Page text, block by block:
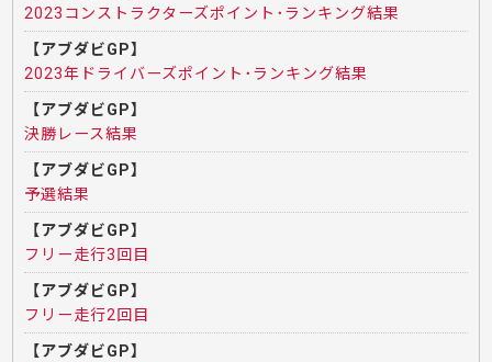
2023コンストラクターズポイント･ランキング結果
【アブダビGP】
2023年ドライバーズポイント･ランキング結果
【アブダビGP】
決勝レース結果
【アブダビGP】
予選結果
【アブダビGP】
フリー走行3回目
【アブダビGP】
フリー走行2回目
【アブダビGP】